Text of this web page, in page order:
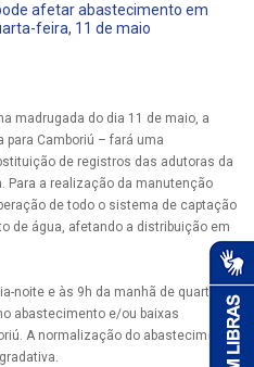
afetar abastecimento em
feira, 11 de maio
madrugada do dia 11 de maio, a
para Camboriú – fará uma
de registros das adutoras da
Para a realização da manutenção
de todo o sistema de captação
de água, afetando a distribuição em
noite e às 9h da manhã de quarta-
abastecimento e/ou baixas
A normalização do abastecimento